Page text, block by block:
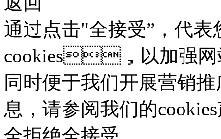
通过点击"全接受”，代
cookies，以加强网站
同时便于我们开展营销
息，请参阅我们的